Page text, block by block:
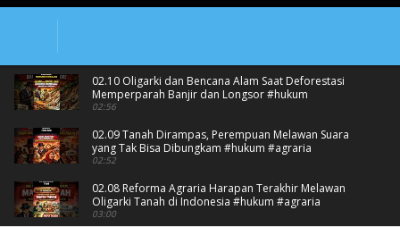
02.10 Oligarki dan Bencana Alam Saat Deforestasi
Memperparah Banjir dan Longsor #hukum
#bencanaalam
02:56
02.09 Tanah Dirampas, Perempuan Melawan Suara
yang Tak Bisa Dibungkam #hukum #agraria
#mafiatanah
02:52
02.08 Reforma Agraria Harapan Terakhir Melawan
Oligarki Tanah di Indonesia #hukum #agraria
03:00